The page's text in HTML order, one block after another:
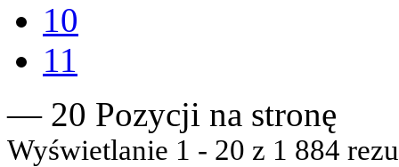
10
11
— 20 Pozycji na stronę
Wyświetlanie 1 - 20 z 1 884